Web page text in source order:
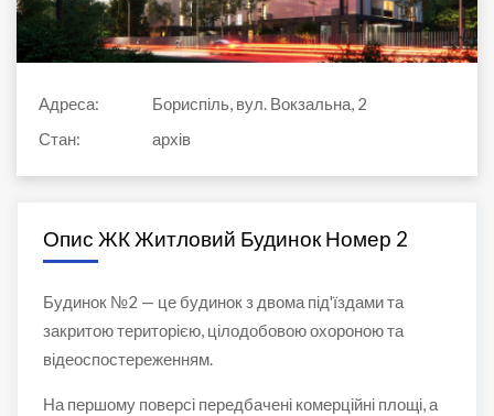
Адреса:
Бориспіль, вул. Вокзальна, 2
Стан:
архів
Опис ЖК Житловий Будинок Номер 2
Будинок №2 — це будинок з двома під'їздами та
закритою територією, цілодобовою охороною та
відеоспостереженням.
На першому поверсі передбачені комерційні площі, а